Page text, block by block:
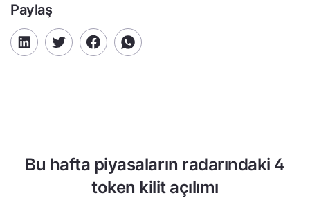
Paylaş
Bu hafta piyasaların radarındaki 4
token kilit açılımı